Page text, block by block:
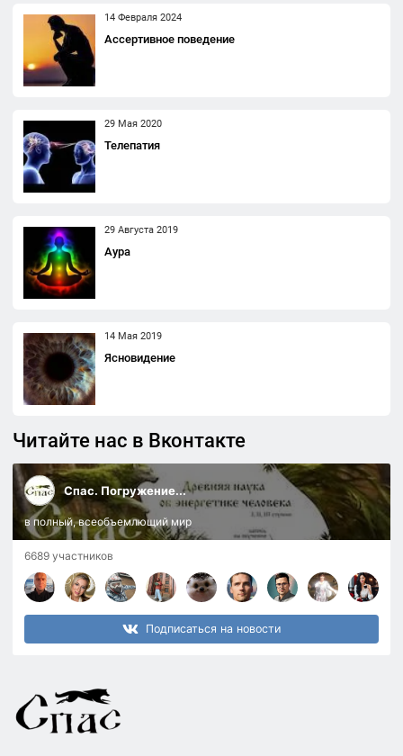
14 Февраля 2024
Ассертивное поведение
29 Мая 2020
Телепатия
29 Августа 2019
Аура
14 Мая 2019
Ясновидение
Читайте нас в Вконтакте
Спас. Погружение...
в полный, всеобъемлющий мир
6689 участников
Подписаться на новости